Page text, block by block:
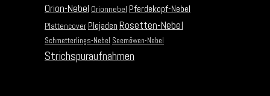
Orion-Nebel Orionnebel Pferdekopf-Nebel
Plattencover Plejaden Rosetten-Nebel
Schmetterlings-Nebel Seemöwen-Nebel
Strichspuraufnahmen